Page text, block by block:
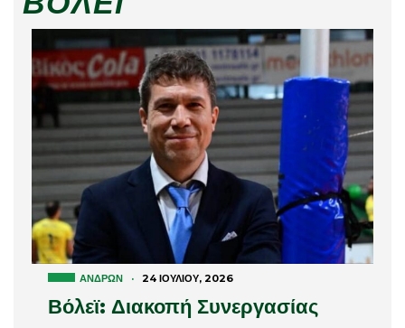
ΑΝΔΡΏΝ · 24 ΙΟΥΛΊΟΥ, 2026
Βόλεϊ: Διακοπή Συνεργασίας